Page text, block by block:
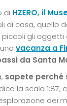
di HZERO, il
di casa, quello
gli
vacanza a
da Santa
sapete perché
la scala
dei